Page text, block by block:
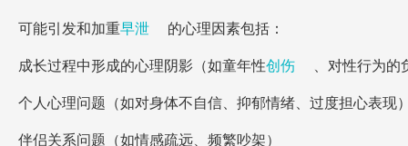
可能引发和加重早泄 的心理因素包括：
成长过程中形成的心理阴影（如童年性创伤 、对性行为的
个人心理问题（如对身体不自信、抑郁情绪、过度担心表现）
伴侣关系问题（如情感疏远、频繁吵架）